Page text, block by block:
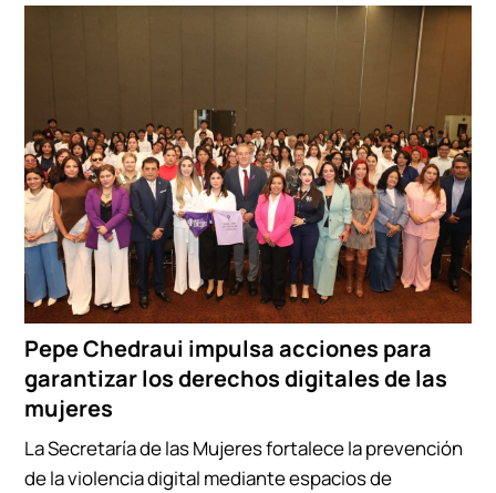
Pepe Chedraui impulsa acciones para
garantizar los derechos digitales de las
mujeres
La Secretaría de las Mujeres fortalece la prevención
de la violencia digital mediante espacios de